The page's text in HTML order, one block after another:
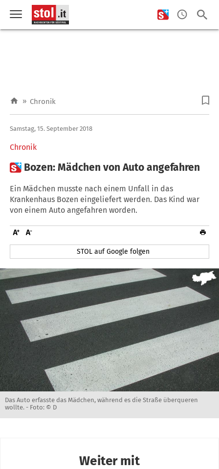
» Chronik
Chronik
Samstag, 15. September 2018
 Bozen: Mädchen von Auto angefahren
Ein Mädchen musste nach einem Unfall in das
Krankenhaus Bozen eingeliefert werden. Das Kind war
von einem Auto angefahren worden.
STOL auf Google folgen
Das Auto erfasste das Mädchen, während es die Straße überqueren
wollte. - Foto: © D